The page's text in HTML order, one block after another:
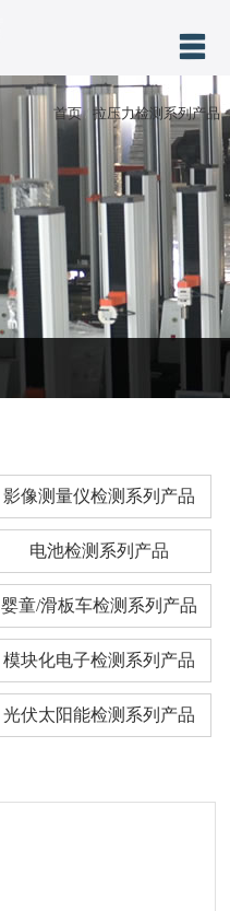
首页 拉压力检测系列产品
影像测量仪检测系列产品
电池检测系列产品
婴童/滑板车检测系列产品
模块化电子检测系列产品
光伏太阳能检测系列产品